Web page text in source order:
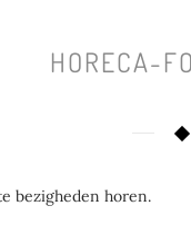
HORECA-
bezigheden horen.